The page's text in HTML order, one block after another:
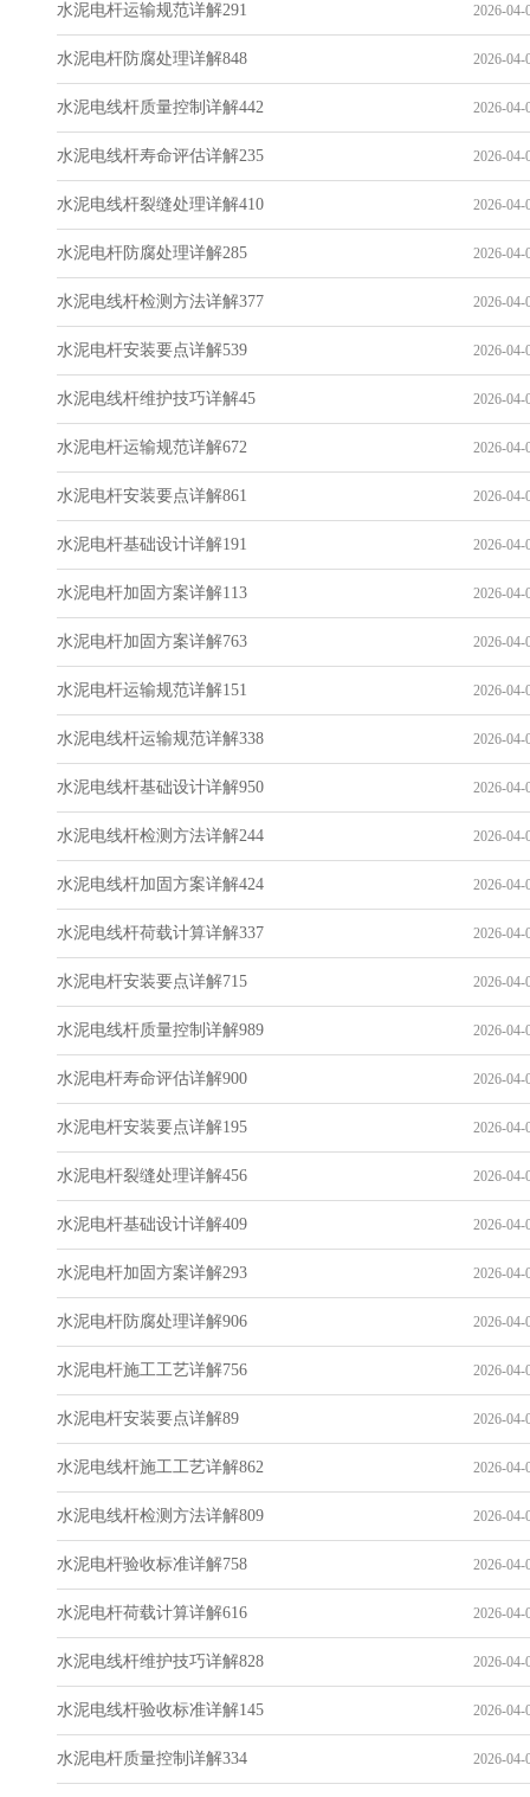
水泥电杆运输规范详解291 2026-04-
水泥电杆防腐处理详解848 2026-04-
水泥电线杆质量控制详解442 2026-04-
水泥电线杆寿命评估详解235 2026-04-
水泥电线杆裂缝处理详解410 2026-04-
水泥电杆防腐处理详解285 2026-04-
水泥电线杆检测方法详解377 2026-04-
水泥电杆安装要点详解539 2026-04-
水泥电线杆维护技巧详解45 2026-04-
水泥电杆运输规范详解672 2026-04-
水泥电杆安装要点详解861 2026-04-
水泥电杆基础设计详解191 2026-04-
水泥电杆加固方案详解113 2026-04-
水泥电杆加固方案详解763 2026-04-
水泥电杆运输规范详解151 2026-04-
水泥电线杆运输规范详解338 2026-04-
水泥电线杆基础设计详解950 2026-04-
水泥电线杆检测方法详解244 2026-04-
水泥电线杆加固方案详解424 2026-04-
水泥电线杆荷载计算详解337 2026-04-
水泥电杆安装要点详解715 2026-04-
水泥电线杆质量控制详解989 2026-04-
水泥电杆寿命评估详解900 2026-04-
水泥电杆安装要点详解195 2026-04-
水泥电杆裂缝处理详解456 2026-04-
水泥电杆基础设计详解409 2026-04-
水泥电杆加固方案详解293 2026-04-
水泥电杆防腐处理详解906 2026-04-
水泥电杆施工工艺详解756 2026-04-
水泥电杆安装要点详解89 2026-04-
水泥电线杆施工工艺详解862 2026-04-
水泥电线杆检测方法详解809 2026-04-
水泥电杆验收标准详解758 2026-04-
水泥电杆荷载计算详解616 2026-04-
水泥电线杆维护技巧详解828 2026-04-
水泥电线杆验收标准详解145 2026-04-
水泥电杆质量控制详解334 2026-04-